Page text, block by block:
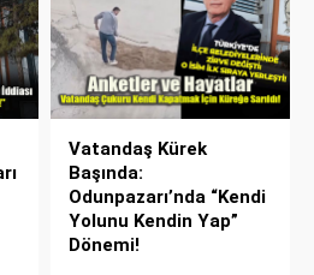
Vatandaş Kürek
Başında:
Odunpazarı’nda “Kendi
Yolunu Kendin Yap”
Dönemi!